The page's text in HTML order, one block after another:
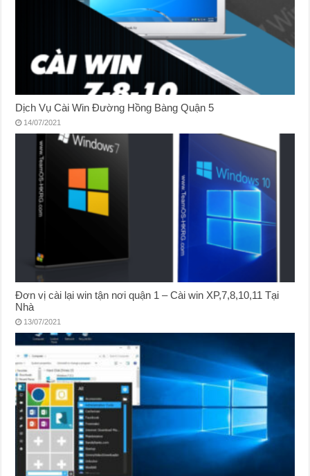
Dịch Vụ Cài Win Đường Hồng Bàng Quận 5
14/07/2021
Đơn vị cài lại win tận nơi quận 1 – Cài win XP,7,8,10,11 Tại
Nhà
13/07/2021